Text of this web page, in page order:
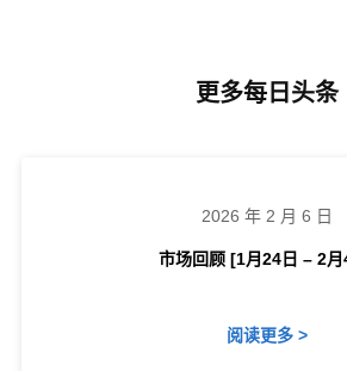
更多每日头条
市场回顾 [1月24日 – 2月
2026 年 2 月 6 日
阅读更多 >